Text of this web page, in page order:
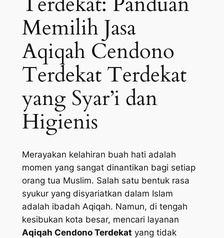
Memilih Jasa
Aqiqah Cendono
Terdekat Terdekat
yang Syar’i dan
Higienis
Merayakan kelahiran buah hati adalah
momen yang sangat dinantikan bagi setiap
orang tua Muslim. Salah satu bentuk rasa
syukur yang disyariatkan dalam Islam
adalah ibadah Aqiqah. Namun, di tengah
kesibukan kota besar, mencari layanan
Aqiqah Cendono Terdekat yang tidak